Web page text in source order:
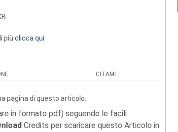
più clicca qui
CITAMI
pagina di questo articolo.
in formato pdf) seguendo le facili
Credits per scaricare questo Articolo in